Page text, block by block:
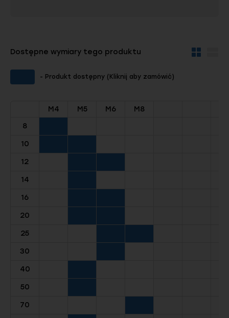
Dostępne wymiary tego produktu
Widok
- Produkt dostępny (Kliknij aby zamówić)
M4 M5 M6
M8
8
10
12
14
16
20
25
30
40
50
70